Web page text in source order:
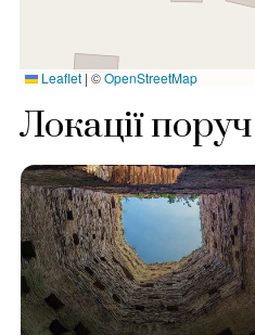
Leaflet | ©OpenStreetMap
Локації поруч